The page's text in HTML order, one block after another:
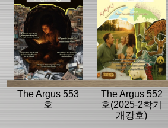
The Argus 553
호
The Argus 552
호(2025-2학기
개강호)